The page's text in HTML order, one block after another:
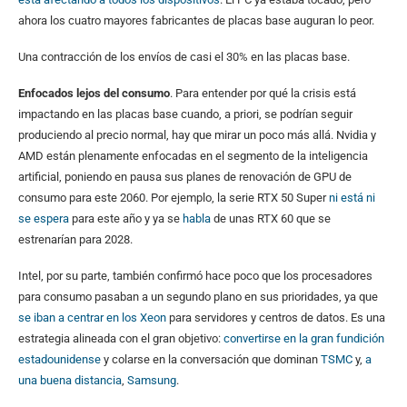
ahora los cuatro mayores fabricantes de placas base auguran lo peor.
Una contracción de los envíos de casi el 30% en las placas base.
Enfocados lejos del consumo. Para entender por qué la crisis está
impactando en las placas base cuando, a priori, se podrían seguir
produciendo al precio normal, hay que mirar un poco más allá. Nvidia y
AMD están plenamente enfocadas en el segmento de la inteligencia
artificial, poniendo en pausa sus planes de renovación de GPU de
consumo para este 2060. Por ejemplo, la serie RTX 50 Superni está ni
se espera para este año y ya se habla de unas RTX 60 que se
estrenarían para 2028.
Intel, por su parte, también confirmó hace poco que los procesadores
para consumo pasaban a un segundo plano en sus prioridades, ya que
se iban a centrar en los Xeon para servidores y centros de datos. Es una
estrategia alineada con el gran objetivo: convertirse en la gran fundición
estadounidense y colarse en la conversación que dominan TSMC y, a
una buena distancia Samsung.